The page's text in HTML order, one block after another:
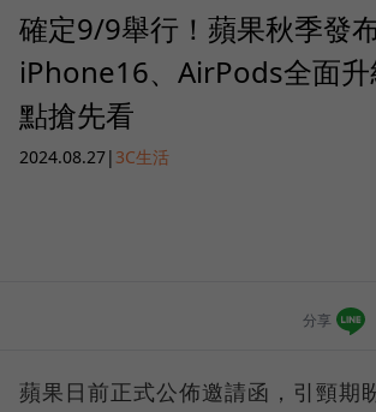
確定9/9舉行！蘋果秋季發
iPhone16、AirPods全面
點搶先看
2024.08.27| 3C生活
分享
蘋果日前正式公佈邀請函，引頸期